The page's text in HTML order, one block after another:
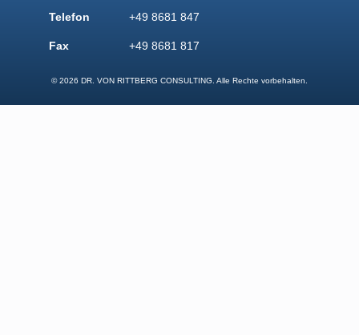
Telefon +49 8681 847
Fax +49 8681 817
© 2026 DR. VON RITTBERG CONSULTING. Alle Rechte vorbehalten.